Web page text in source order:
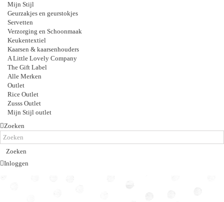
Mijn Stijl
Geurzakjes en geurstokjes
Servetten
Verzorging en Schoonmaak
Keukentextiel
Kaarsen & kaarsenhouders
A Little Lovely Company
The Gift Label
Alle Merken
Outlet
Rice Outlet
Zusss Outlet
Mijn Stijl outlet
Zoeken
Zoeken
Inloggen